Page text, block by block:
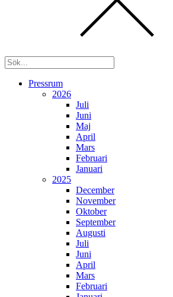
Pressrum
2026
Juli
Juni
Maj
April
Mars
Februari
Januari
2025
December
November
Oktober
September
Augusti
Juli
Juni
April
Mars
Februari